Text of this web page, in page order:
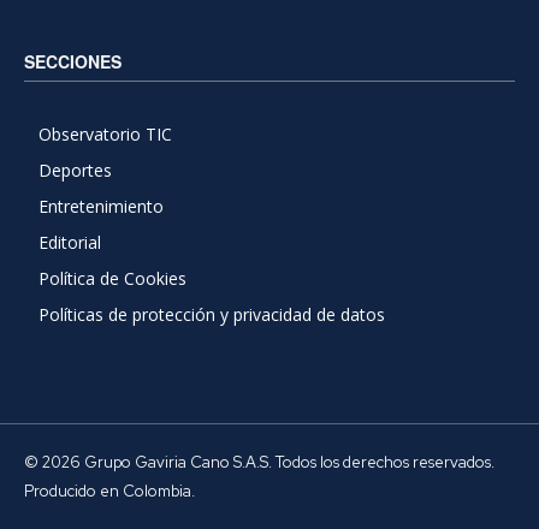
SECCIONES
Observatorio TIC
Deportes
Entretenimiento
Editorial
Política de Cookies
Políticas de protección y privacidad de datos
© 2026 Grupo Gaviria Cano S.A.S. Todos los derechos reservados.
Producido en Colombia.